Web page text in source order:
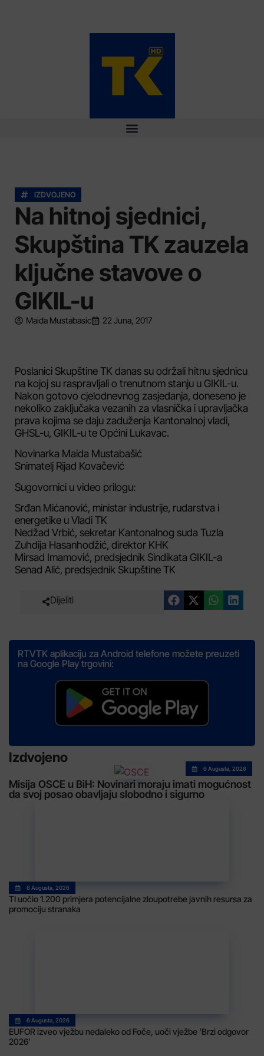
IZDVOJENO
Na hitnoj sjednici,
Skupština TK zauzela
ključne stavove o
GIKIL-u
Maida Mustabasic 22 Juna, 2017
Poslanici Skupštine TK danas su održali hitnu sjednicu
na kojoj su raspravljali o trenutnom stanju u GIKIL-u.
Nakon gotovo cjelodnevnog zasjedanja, doneseno je
nekoliko zaključaka vezanih za vlasnička i upravljačka
prava kojima se daju zaduženja Kantonalnoj vladi,
GHSL-u, GIKIL-u te Općini Lukavac.
Novinarka Maida Mustabašić
Snimatelj Rijad Kovačević
Sugovornici u video prilogu:
Srđan Mićanović, ministar industrije, rudarstva i
energetike u Vladi TK
Nedžad Vrbić, sekretar Kantonalnog suda Tuzla
Zuhdija Hasanhodžić, direktor KHK
Mirsad Imamović, predsjednik Sindikata GIKIL-a
Senad Alić, predsjednik Skupštine TK
Dijeliti
RTVTK aplikaciju za Android telefone možete preuzeti
na Google Play trgovini:
Izdvojeno
6 Augusta, 2026
Misija OSCE u BiH: Novinari moraju imati mogućnost
da svoj posao obavljaju slobodno i sigurno
6 Augusta, 2026
TI uočio 1.200 primjera potencijalne zloupotrebe javnih resursa za
promociju stranaka
6 Augusta, 2026
EUFOR izveo vježbu nedaleko od Foče, uoči vježbe ‘Brzi odgovor
2026’